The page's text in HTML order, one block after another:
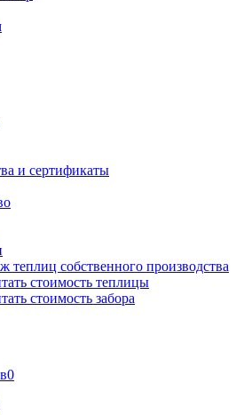
и сертификаты
теплиц собственного производства
стоимость теплицы
стоимость забора
0